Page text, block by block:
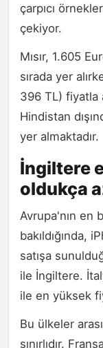
çarpıcı
çekiyor.
Mısır, 1.605
sırada yer
396 TL) fiyatla
Hindistan
yer almaktadır.
İngiltere
oldukça
Avrupa'nın en
bakıldığında,
satışa
ile İngiltere.
ile en yüksek
Bu ülkeler
sınırlıdır.